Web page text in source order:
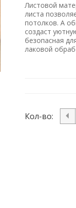
Листовой
листа
потолков. А
создаст
безопасная
лаковой
Кол-во: